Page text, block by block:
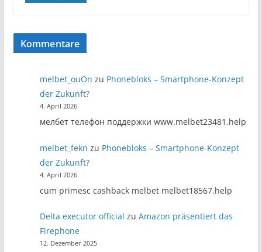
Kommentare
melbet_ouOn zu Phonebloks – Smartphone-Konzept
der Zukunft?
4. April 2026
мелбет телефон поддержки www.melbet23481.help
melbet_fekn zu Phonebloks – Smartphone-Konzept
der Zukunft?
4. April 2026
cum primesc cashback melbet melbet18567.help
Delta executor official zuAmazon präsentiert das
Firephone
12. Dezember 2025